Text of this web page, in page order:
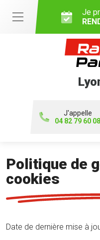
Je
J'appelle
04 82 79 60 08
Politique de
cookies
Date de dernière mise à